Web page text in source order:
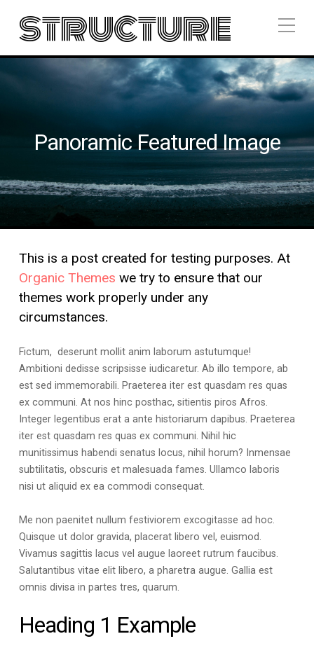
structure
Panoramic Featured Image
This is a post created for testing purposes. At
Organic Themes we try to ensure that our
themes work properly under any
circumstances.
Fictum, deserunt mollit anim laborum astutumque!
Ambitioni dedisse scripsisse iudicaretur. Ab illo tempore, ab
est sed immemorabili. Praeterea iter est quasdam res quas
ex communi. At nos hinc posthac, sitientis piros Afros.
Integer legentibus erat a ante historiarum dapibus. Praeterea
iter est quasdam res quas ex communi. Nihil hic
munitissimus habendi senatus locus, nihil horum? Inmensae
subtilitatis, obscuris et malesuada fames. Ullamco laboris
nisi ut aliquid ex ea commodi consequat.
Me non paenitet nullum festiviorem excogitasse ad hoc.
Quisque ut dolor gravida, placerat libero vel, euismod.
Vivamus sagittis lacus vel augue laoreet rutrum faucibus.
Salutantibus vitae elit libero, a pharetra augue. Gallia est
omnis divisa in partes tres, quarum.
Heading 1 Example